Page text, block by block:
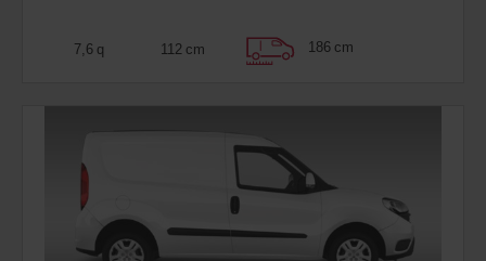
7,6 q 112 cm 186 cm